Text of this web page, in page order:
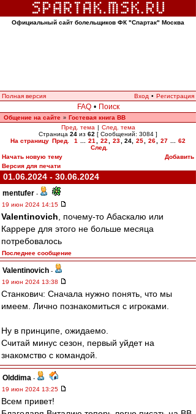
Официальный сайт болельщиков ФК "Спартак" Москва
Полная версия Вход • Регистрация
FAQ • Поиск
Общение на сайте » Гостевая книга ВВ
Пред. тема | След. тема
Страница 24 из 62 [ Сообщений: 3084 ]
На страницу Пред. 1 21 22 23 24 25 26 27
62
След.
Начать новую тему
Добавить
Версия для печати
01.06.2024 - 30.06.2024
mentufer -
19 июн 2024 14:15
Valentinovich , почему-то Абаскалю или
Каррере для этого не больше месяца
потребовалось
Последнее сообщение
Valentinovich -
19 июн 2024 13:38
Станкович: Сначала нужно понять, что мы
имеем. Лично познакомиться с игроками.
Ну в принципе, ожидаемо.
Считай минус сезон, первый уйдет на
знакомство с командой.
Olddima -
19 июн 2024 13:25
Всем привет!